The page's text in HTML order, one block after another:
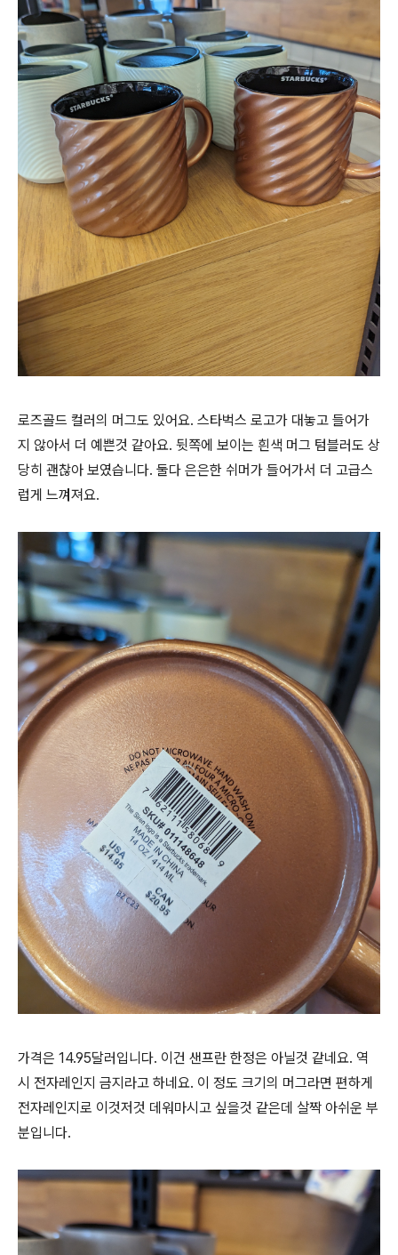
로즈골드 컬러의 머그도 있어요. 스타벅스 로고가 대놓고 들어가
지 않아서 더 예쁜것 같아요. 뒷쪽에 보이는 흰색 머그 텀블러도 상
당히 괜찮아 보였습니다. 둘다 은은한 쉬머가 들어가서 더 고급스
럽게 느껴져요.
가격은 14.95달러입니다. 이건 샌프란 한정은 아닐것 같네요. 역
시 전자레인지 금지라고 하네요. 이 정도 크기의 머그라면 편하게
전자레인지로 이것저것 데워마시고 싶을것 같은데 살짝 아쉬운 부
분입니다.